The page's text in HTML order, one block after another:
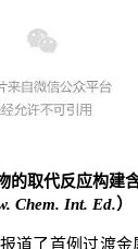
的取代反应构建
Chem. Int. Ed.）
道了首例过渡